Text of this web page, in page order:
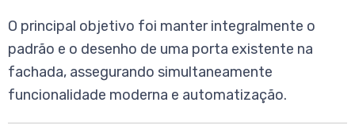
O principal objetivo foi manter integralmente o
padrão e o desenho de uma porta existente na
fachada, assegurando simultaneamente
funcionalidade moderna e automatização.